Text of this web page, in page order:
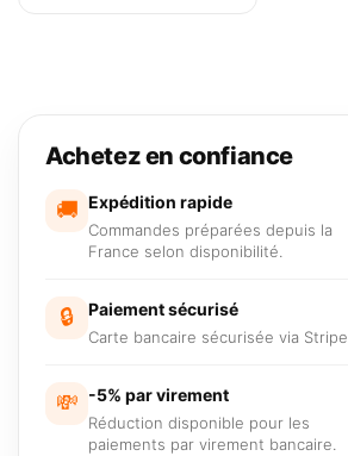
Achetez en confiance
🚚 Expédition rapide
Commandes préparées depuis la
France selon disponibilité.
🔒 Paiement sécurisé
Carte bancaire sécurisée via Stripe.
💸 -5% par virement
Réduction disponible pour les
paiements par virement bancaire.